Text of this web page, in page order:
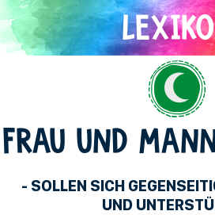
Direkt
zum
Inhalt
FRAU UND
- SOLLEN SICH
UND